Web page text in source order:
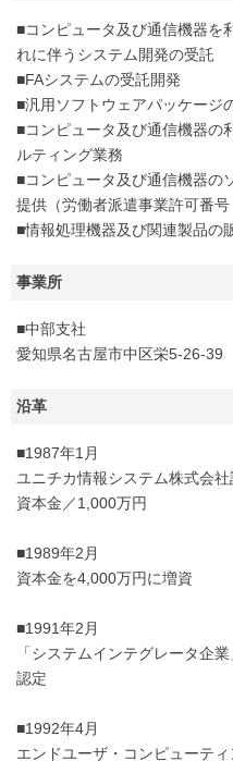
■コンピュータ及び通信機器を
れに伴うシステム開発の受託
■FAシステムの受託開発
■汎用ソフトウェアパッケージ
■コンピュータ及び通信機器の
ルティング業務
■コンピュータ及び通信機器の
提供（労働者派遣事業許可番号
■情報処理機器及び関連製品の
事業所
■中部支社
愛知県名古屋市中区栄5‐26-
沿革
■1987年1月
ユニチカ情報システム株式会社
資本金／1,000万円
■1989年2月
資本金を4,000万円に増資
■1991年2月
「システムインテグレータ企
認定
■1992年4月
エンドユーザ・コンピューテ